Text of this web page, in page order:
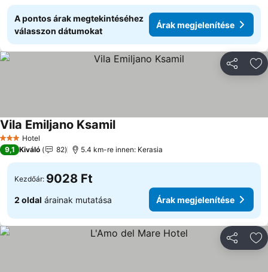
A pontos árak megtekintéséhez
válasszon dátumokat
Árak megjelenítése
3 Kategória
Hotel
Vila Emiljano Ksamil
9,1 Kiváló 82 5.4 km-re innen: Kerasia
Kezdőár: 9028 Ft
2 oldal árainak mutatása Árak megjelenítése